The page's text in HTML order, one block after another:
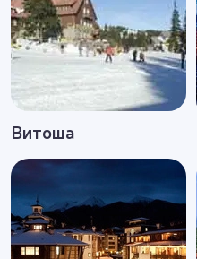
Витоша